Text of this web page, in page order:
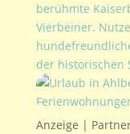
berühmte
Vierbeiner.
der historischen
Anzeige |